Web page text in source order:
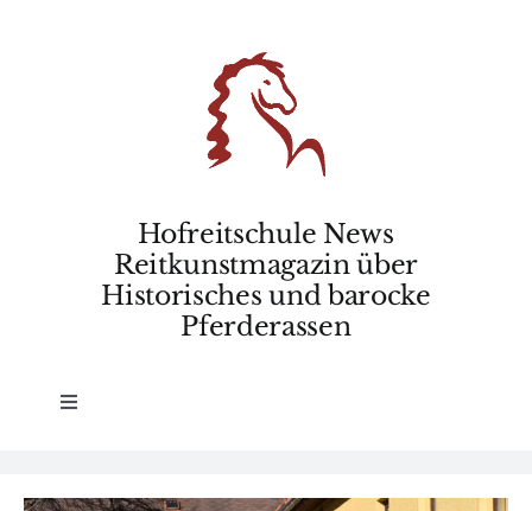
Hofreitschule News
Reitkunstmagazin über
Historisches und barocke
Pferderassen
Toggle